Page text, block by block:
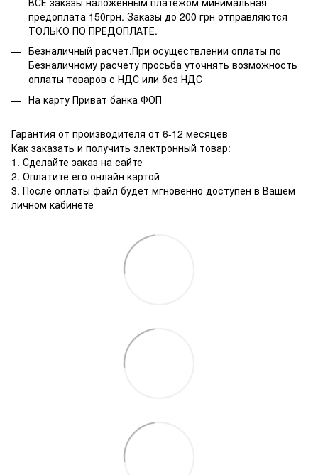
предоплата 150грн. Заказы до 200 грн отправляются
ТОЛЬКО ПО ПРЕДОПЛАТЕ.
Безналичный расчет.При осуществлении оплаты по
Безналичному расчету просьба уточнять возможность
оплаты товаров с НДС или без НДС
На карту Приват банка ФОП
Гарантия от производителя от 6-12 месяцев
Как заказать и получить электронный товар:
1. Сделайте заказ на сайте
2. Оплатите его онлайн картой
3. После оплаты файл будет мгновенно доступен в Вашем
личном кабинете